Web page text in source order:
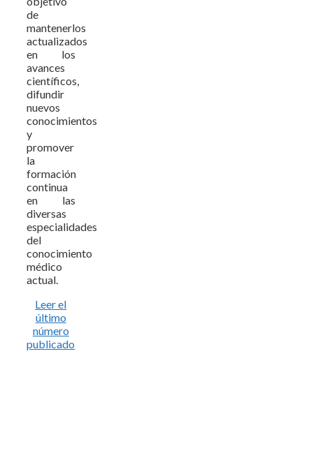
de
mantenerlos
actualizados
en los
avances
científicos,
difundir
nuevos
conocimientos
y
promover
la
formación
continua
en las
diversas
especialidades
del
conocimiento
médico
actual.
Leer el
último
número
publicado